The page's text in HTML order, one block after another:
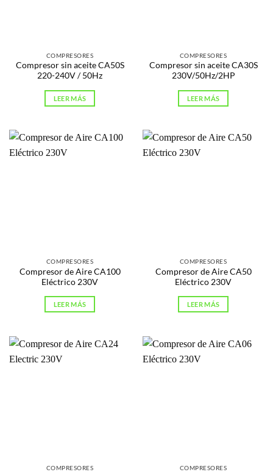
COMPRESORES
Compresor sin aceite CA50S
220-240V / 50Hz
LEER MÁS
COMPRESORES
Compresor sin aceite CA30S
230V/50Hz/2HP
LEER MÁS
COMPRESORES
Compresor de Aire CA100
Eléctrico 230V
LEER MÁS
COMPRESORES
Compresor de Aire CA50
Eléctrico 230V
LEER MÁS
COMPRESORES COMPRESORES